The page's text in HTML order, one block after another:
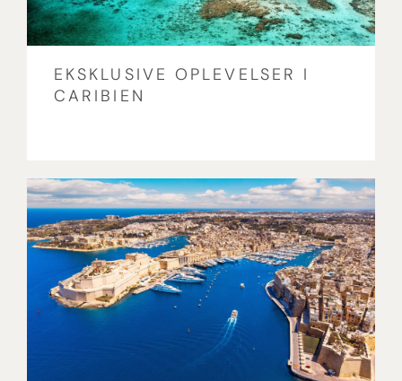
EKSKLUSIVE OPLEVELSER I
CARIBIEN